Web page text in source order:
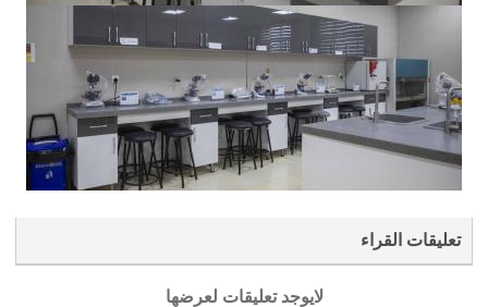
تعليقات القراء
لايوجد تعليقات لعرضها